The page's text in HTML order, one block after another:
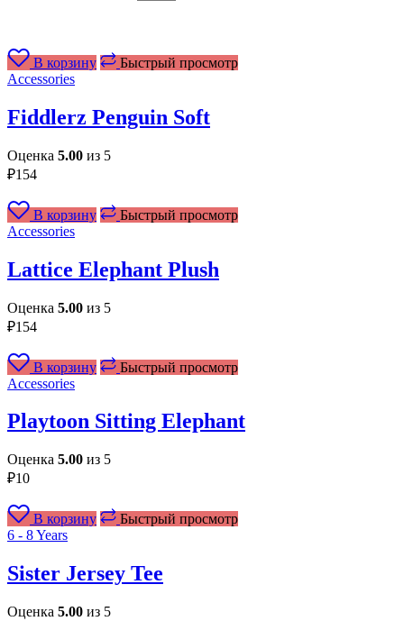
В корзину
Быстрый просмотр
Accessories
Fiddlerz Penguin Soft
Оценка 5.00 из 5
₽154
В корзину
Быстрый просмотр
Accessories
Lattice Elephant Plush
Оценка 5.00 из 5
₽154
В корзину
Быстрый просмотр
Accessories
Playtoon Sitting Elephant
Оценка 5.00 из 5
₽10
В корзину
Быстрый просмотр
6 - 8 Years
Sister Jersey Tee
Оценка 5.00 из 5